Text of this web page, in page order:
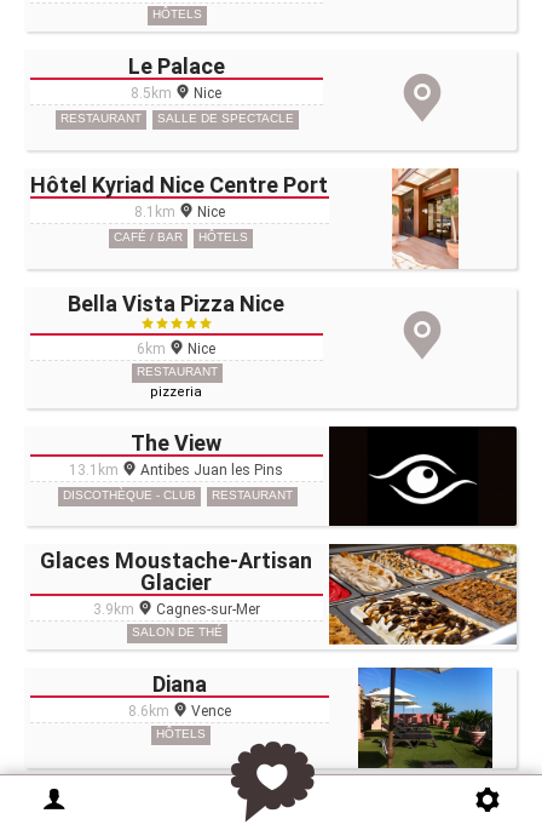
HÔTELS
Le Palace
8.5km Nice
RESTAURANT SALLE DE SPECTACLE
Hôtel Kyriad Nice Centre Port
8.1km Nice
CAFÉ / BAR HÔTELS
Bella Vista Pizza Nice
6km Nice
RESTAURANT
pizzeria
The View
13.1km Antibes Juan les Pins
DISCOTHÈQUE - CLUB RESTAURANT
Glaces Moustache-Artisan
Glacier
3.9km Cagnes-sur-Mer
SALON DE THÉ
Diana
8.6km Vence
HÔTELS